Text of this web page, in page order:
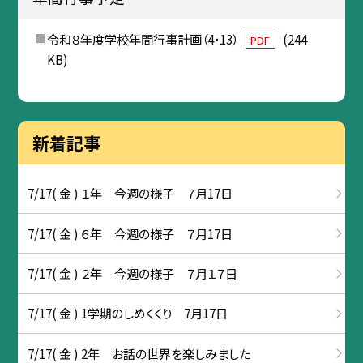
令和８年度学校年間行事計画（4・13） PDF
(244
KB)
新着記事
7/17( 金 ) １年 今週の様子 ７月17日
7/17( 金 ) ６年 今週の様子 ７月17日
7/17( 金 ) ２年 今週の様子 ７月１７日
7/17( 金 ) 1学期のしめくくり 7月17日
7/17( 金 ) 2年 お話の世界を楽しみました